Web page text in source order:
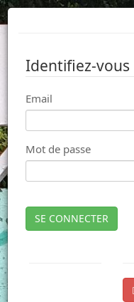
Identifiez-vous
Email
Mot de passe
SE CONNECTER